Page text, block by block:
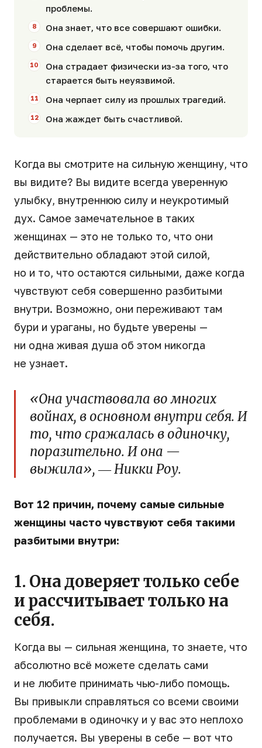
проблемы.
Она знает, что все совершают ошибки.
Она сделает всё, чтобы помочь другим.
Она страдает физически из-за того, что
старается быть неуязвимой.
Она черпает силу из прошлых трагедий.
Она жаждет быть счастливой.
Когда вы смотрите на сильную женщину, что
вы видите? Вы видите всегда уверенную
улыбку, внутреннюю силу и неукротимый
дух. Самое замечательное в таких
женщинах — это не только то, что они
действительно обладают этой силой,
но и то, что остаются сильными, даже когда
чувствуют себя совершенно разбитыми
внутри. Возможно, они переживают там
бури и ураганы, но будьте уверены —
ни одна живая душа об этом никогда
не узнает.
«Она участвовала во многих
войнах, в основном внутри себя. И
то, что сражалась в одиночку,
поразительно. И она —
выжила», ― Никки Роу.
Вот 12 причин, почему самые сильные
женщины часто чувствуют себя такими
разбитыми внутри:
1. Она доверяет только себе
и рассчитывает только на
себя.
Когда вы — сильная женщина, то знаете, что
абсолютно всё можете сделать сами
и не любите принимать чью-либо помощь.
Вы привыкли справляться со всеми своими
проблемами в одиночку и у вас это неплохо
получается. Вы уверены в себе — вот что